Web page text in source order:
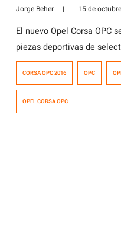
Jorge Beher | 15 de
El nuevo Opel Corsa OPC
piezas deportivas de
como uno de los Hot
CORSA OPC 2016 OPC
OPEL CORSA OPC